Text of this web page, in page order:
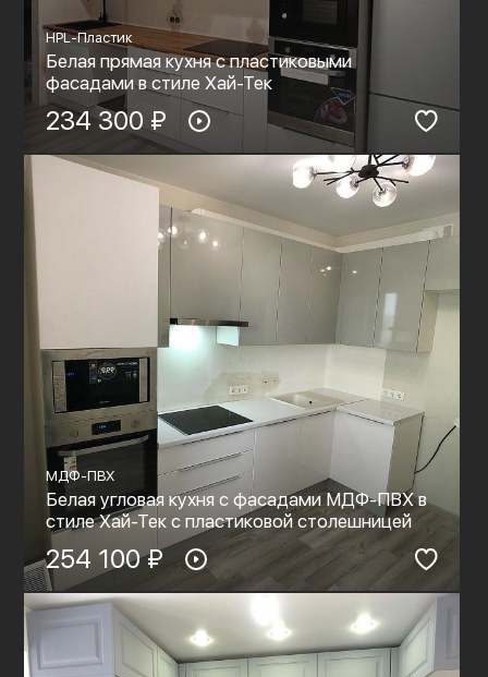
HPL-Пластик
Белая прямая кухня с пластиковыми
фасадами в стиле Хай-Тек
234 300 ₽
МДФ-ПВХ
Белая угловая кухня с фасадами МДФ-ПВХ в
стиле Хай-Тек с пластиковой столешницей
254 100 ₽